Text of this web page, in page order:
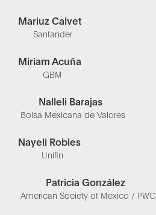
Mariuz Calvet
Santander
Miriam Acuña
GBM
Nalleli Barajas
Bolsa Mexicana de Valores
Nayeli Robles
Unifin
Patricia González
American Society of Mexico / PWC